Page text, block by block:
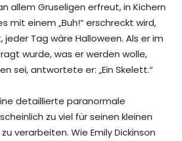
allem Gruseligen erfreut, in Kichern
mit einem „Buh!“ erschreckt wird,
jeder Tag wäre Halloween. Als er im
wurde, was er werden wolle,
sei, antwortete er: „Ein Skelett.“
detaillierte paranormale
zu viel für seinen kleinen
verarbeiten. Wie Emily Dickinson